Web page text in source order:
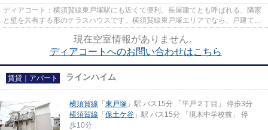
ディアコート：横須賀線東戸塚駅にも近くて便利。長屋建てとも呼ばれる、隣家
と壁を共有する形のテラスハウスです。横須賀線東戸塚エリアでなら、戸建て情
現在空室情報がありません。
ディアコートへのお問い合わせはこちら
賃貸｜アパート ラインハイム
横須賀線 「 東戸塚 」駅 バス15分 「平戸２丁目」 停歩3分
横須賀線 「 保土ケ谷 」駅 バス15分 「境木中学校前」 停
歩10分